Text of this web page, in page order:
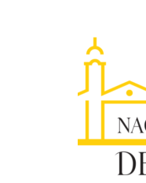
óra